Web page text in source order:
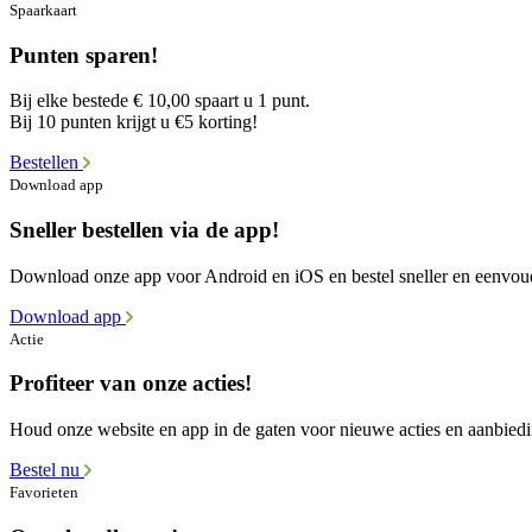
Spaarkaart
Punten sparen!
Bij elke bestede € 10,00 spaart u 1 punt.
Bij 10 punten krijgt u €5 korting!
Bestellen
Download app
Sneller bestellen via de app!
Download onze app voor Android en iOS en bestel sneller en
Download app
Actie
Profiteer van onze acties!
Houd onze website en app in de gaten voor nieuwe acties en
Bestel nu
Favorieten